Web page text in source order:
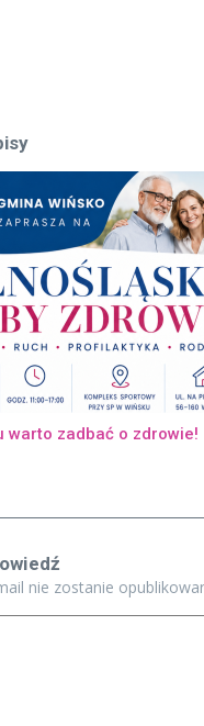
warto zadbać o zdrowie!
nie zostanie